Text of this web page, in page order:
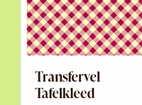
Transfervel
Tafelkleed